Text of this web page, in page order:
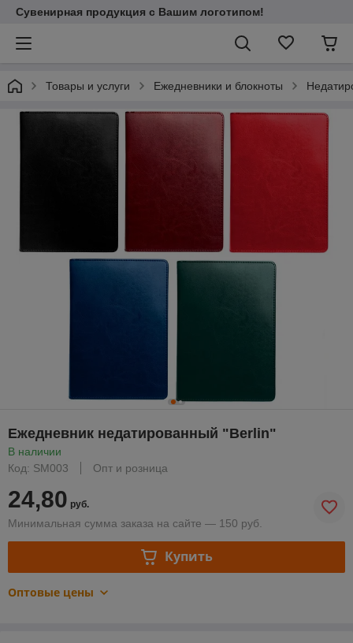
Сувенирная продукция с Вашим логотипом!
Товары и услуги Ежедневники и блокноты
Ежедневник недатированный "Berlin"
В наличии
Код: SM003
Опт и розница
24,80 руб.
Минимальная сумма заказа на сайте — 150 руб.
Купить
Оптовые цены